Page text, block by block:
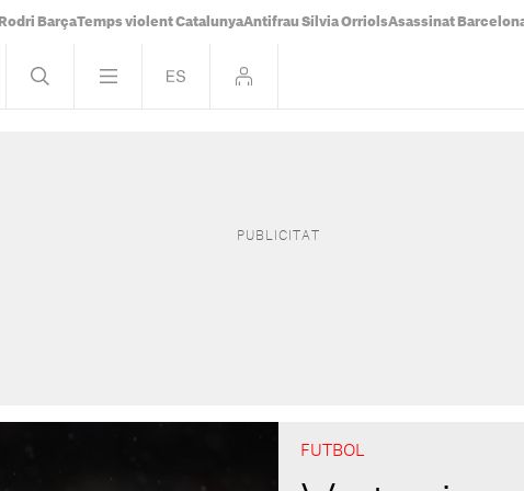
Rodri BarçaTemps violent CatalunyaAntifrau Sílvia OrriolsAsassinat
FUTBOL